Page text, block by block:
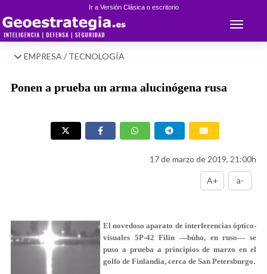
Ir a Versión Clásica o escritorio
Toggle
EMPRESA / TECNOLOGÍA
Ponen a prueba un arma alucinógena rusa
17 de marzo de 2019, 21:00h
A+ a-
El novedoso aparato de interferencias óptico-
visuales 5P-42 Filin —búho, en ruso— se
puso a prueba a principios de marzo en el
golfo de Finlandia, cerca de San Petersburgo.